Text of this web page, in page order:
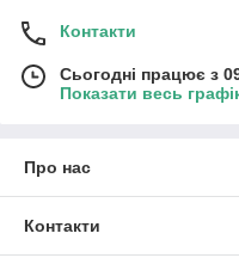
Контакти
Сьогодні працює з
Показати весь
Про нас
Контакти